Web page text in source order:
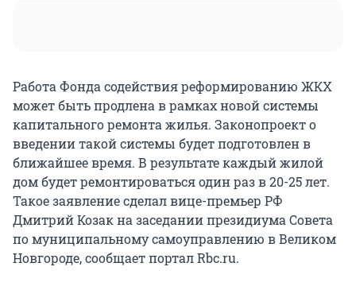
Работа Фонда содействия реформированию ЖКХ
может быть продлена в рамках новой системы
капитального ремонта жилья. Законопроект о
введении такой системы будет подготовлен в
ближайшее время. В результате каждый жилой
дом будет ремонтироваться один раз в 20-25 лет.
Такое заявление сделал вице-премьер РФ
Дмитрий Козак на заседании президиума Совета
по муниципальному самоуправлению в Великом
Новгороде, сообщает портал Rbc.ru.